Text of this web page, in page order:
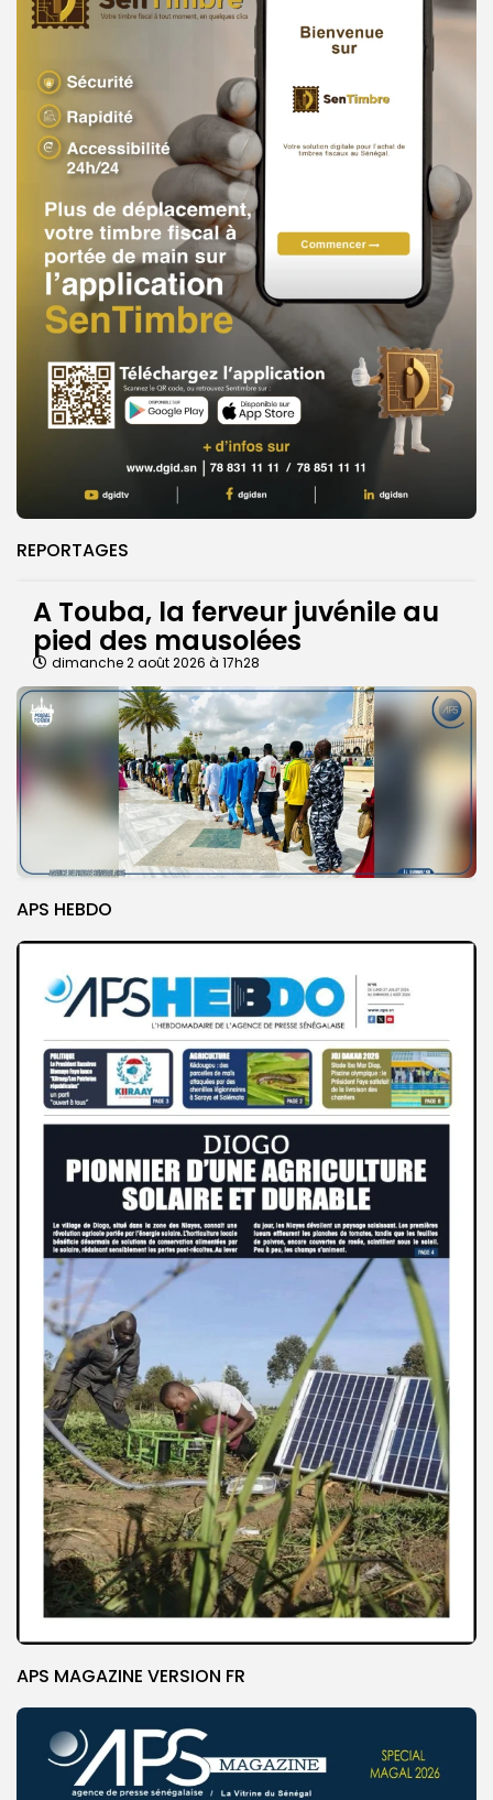
REPORTAGES
A Touba, la ferveur juvénile au
pied des mausolées
dimanche 2 août 2026 à 17h28
APS HEBDO
APS MAGAZINE VERSION FR